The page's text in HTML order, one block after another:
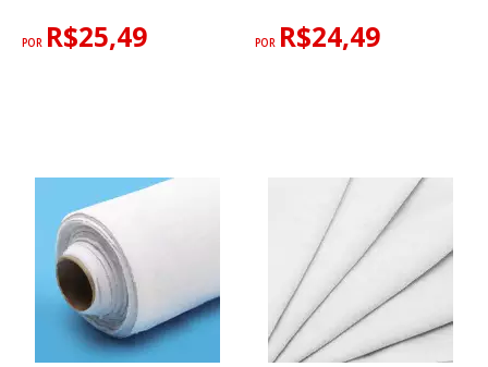
POR R$25,49 POR R$24,49